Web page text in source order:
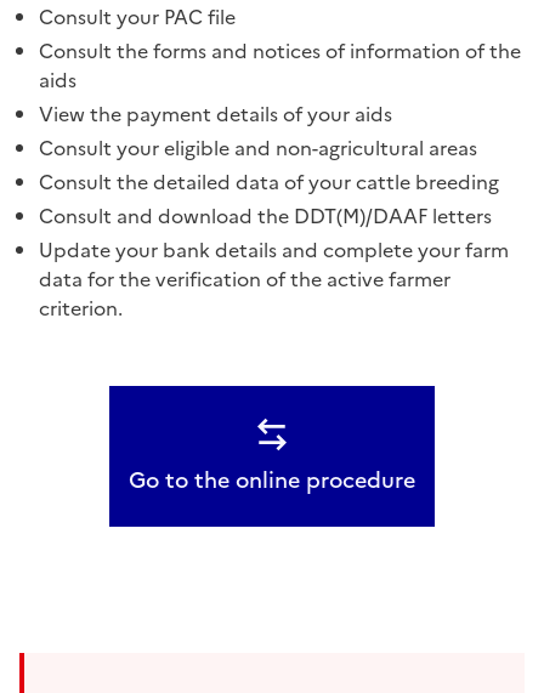
Consult your PAC file
Consult the forms and notices of information of the
aids
View the payment details of your aids
Consult your eligible and non-agricultural areas
Consult the detailed data of your cattle breeding
Consult and download the DDT(M)/DAAF letters
Update your bank details and complete your farm
data for the verification of the active farmer
criterion.
Go to the online procedure